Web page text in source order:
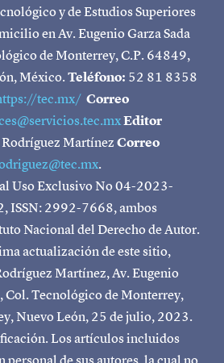
y de Estudios Superiores
en Av. Eugenio Garza Sada
de Monterrey, C.P. 64849,
México.Teléfono: 52 81 8358
tec.mx/ Correo
Editor
MartínezCorreo
.
Uso Exclusivo No 04-2023-
2992-7668, ambos
Nacional del Derecho de Autor.
actualización de este sitio,
Martínez, Av. Eugenio
Col. Tecnológico de Monterrey,
Nuevo León, 25 de julio, 2023.
Los artículos incluidos